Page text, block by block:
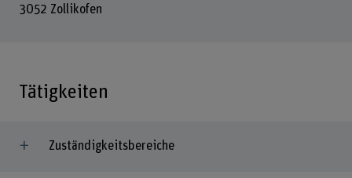
3052 Zollikofen
Tätigkeiten
Zuständigkeitsbereiche